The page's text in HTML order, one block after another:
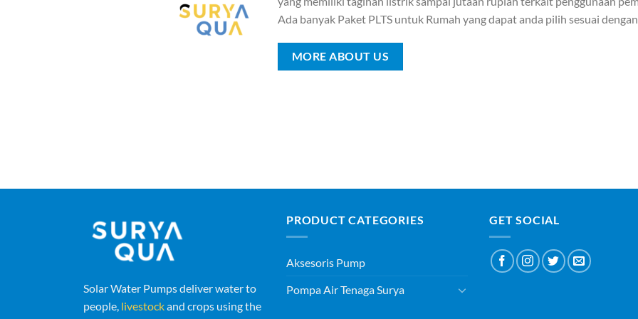
Ada banyak Paket PLTS untuk Rumah yang dapat anda pilih sesuai
MORE ABOUT US
Solar Water Pumps deliver water to
people, livestockand crops using the
PRODUCT CATEGORIES
Aksesoris Pump
Pompa Air Tenaga Surya
GET SOCIAL